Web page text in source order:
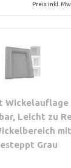
Preis inkl.
Wickelauflage
Leicht zu
mit
Grau